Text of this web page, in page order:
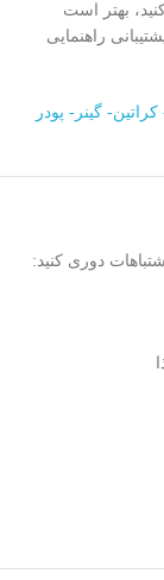
بهتر است
راهنمایی
دوری کنید: